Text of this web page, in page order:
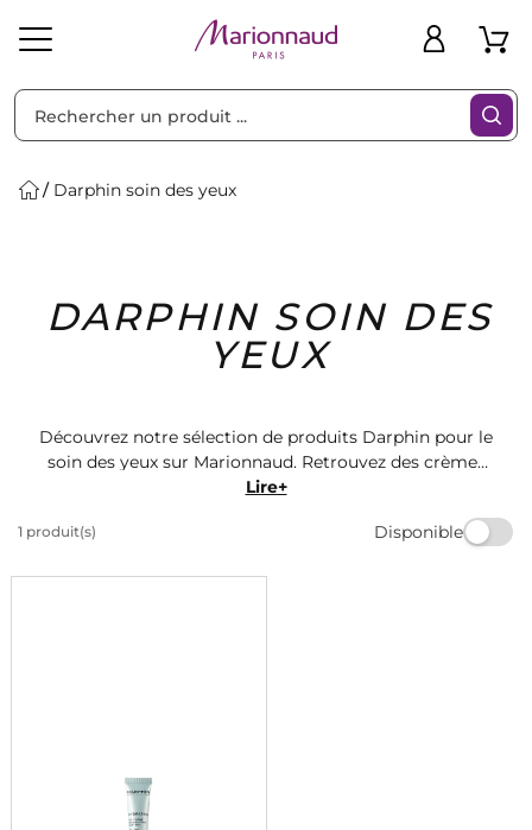
Solaire Homme Marques Idées
Cadeaux
Bons
Plans
Darphin soin des yeux
DARPHIN SOIN DES
YEUX
Découvrez notre sélection de produits Darphin pour le
soin des yeux sur Marionnaud. Retrouvez des crèmes
et sérums spécialement conçus pour hydrater,
une routine beauté complète avec nos produits de
Lire+
1 produit(s) Disponible
Filtres